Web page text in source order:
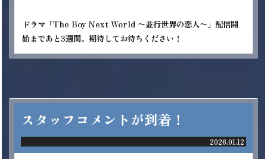
ドラマ「The Boy Next World 〜並行世界の恋人〜」配信開
始まであと3週間。期待してお待ちください！
スタッフコメントが到着！
2026.01.12